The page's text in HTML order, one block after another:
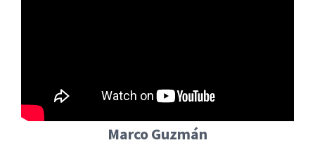
Marco Guzmán